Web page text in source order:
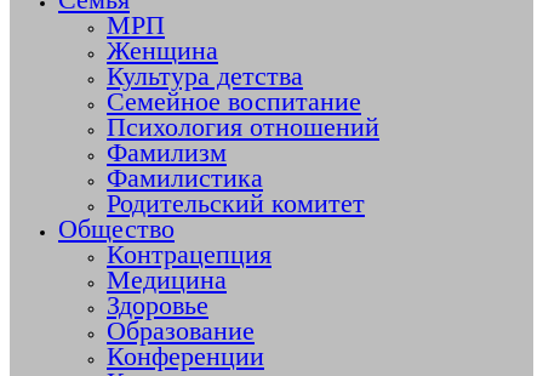
МРП
Женщина
Культура детства
Семейное воспитание
Психология отношений
Фамилизм
Фамилистика
Родительский комитет
Общество
Контрацепция
Медицина
Здоровье
Образование
Конференции